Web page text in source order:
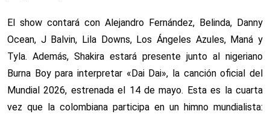
El show contará con Alejandro Fernández, Belinda, Danny
Ocean, J Balvin, Lila Downs, Los Ángeles Azules, Maná y
Tyla. Además, Shakira estará presente junto al nigeriano
Burna Boy para interpretar «Dai Dai», la canción oficial del
Mundial 2026, estrenada el 14 de mayo. Esta es la cuarta
vez que la colombiana participa en un himno mundialista: